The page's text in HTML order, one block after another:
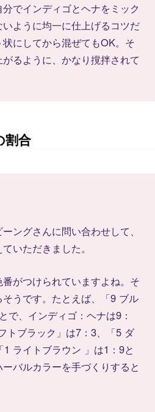
でインディゴとヘナをミック
ように均一に仕上げるコツだ
にしてから混ぜてもOK。そ
るように、かなり撹拌されて
割合
ングさんに問い合わせして、
いただきました。
がつけられていますよね。そ
うです。たとえば、「9 ブル
で、インディゴ：ヘナは9：
トブラック」は7：3、「5 ダ
ライトブラウン 」は1：9と
バルカラーを手づくりすると